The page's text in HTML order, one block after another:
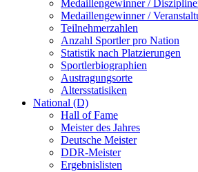
Medaillengewinner /
Medaillengewinner /
Teilnehmerzahlen
Anzahl Sportler pro Nation
Statistik nach Platzierungen
Sportlerbiographien
Austragungsorte
Altersstatisiken
National (D)
Hall of Fame
Meister des Jahres
Deutsche Meister
DDR-Meister
Ergebnislisten